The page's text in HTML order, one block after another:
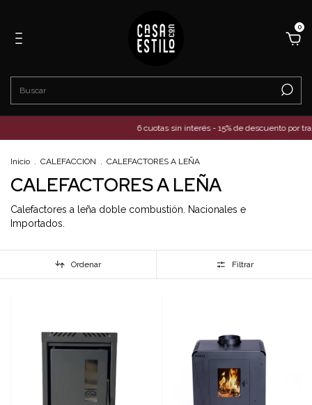
0
6 cuotas sin interés - 15% de descuento por
Inicio . CALEFACCION . CALEFACTORES A LEÑA
CALEFACTORES A LEÑA
Calefactores a leña doble combustión. Nacionales e
Importados.
Ordenar Filtrar